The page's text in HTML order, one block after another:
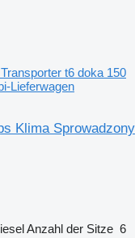
t6 doka 150
Lieferwagen
Klima Sprowadzony
Anzahl der Sitze 6